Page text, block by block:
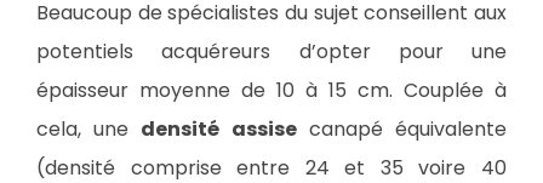
Beaucoup de spécialistes du sujet conseillent aux
potentiels acquéreurs d’opter pour une
épaisseur moyenne de 10 à 15 cm. Couplée à
cela, une densité assisecanapé équivalente
(densité comprise entre 24 et 35 voire 40